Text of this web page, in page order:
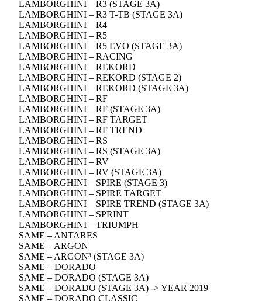
LAMBORGHINI – R3 (STAGE 3A)
LAMBORGHINI – R3 T-TB (STAGE 3A)
LAMBORGHINI – R4
LAMBORGHINI – R5
LAMBORGHINI – R5 EVO (STAGE 3A)
LAMBORGHINI – RACING
LAMBORGHINI – REKORD
LAMBORGHINI – REKORD (STAGE 2)
LAMBORGHINI – REKORD (STAGE 3A)
LAMBORGHINI – RF
LAMBORGHINI – RF (STAGE 3A)
LAMBORGHINI – RF TARGET
LAMBORGHINI – RF TREND
LAMBORGHINI – RS
LAMBORGHINI – RS (STAGE 3A)
LAMBORGHINI – RV
LAMBORGHINI – RV (STAGE 3A)
LAMBORGHINI – SPIRE (STAGE 3)
LAMBORGHINI – SPIRE TARGET
LAMBORGHINI – SPIRE TREND (STAGE 3A)
LAMBORGHINI – SPRINT
LAMBORGHINI – TRIUMPH
SAME – ANTARES
SAME – ARGON
SAME – ARGON³ (STAGE 3A)
SAME – DORADO
SAME – DORADO (STAGE 3A)
SAME – DORADO (STAGE 3A) -> YEAR 2019
SAME – DORADO CLASSIC